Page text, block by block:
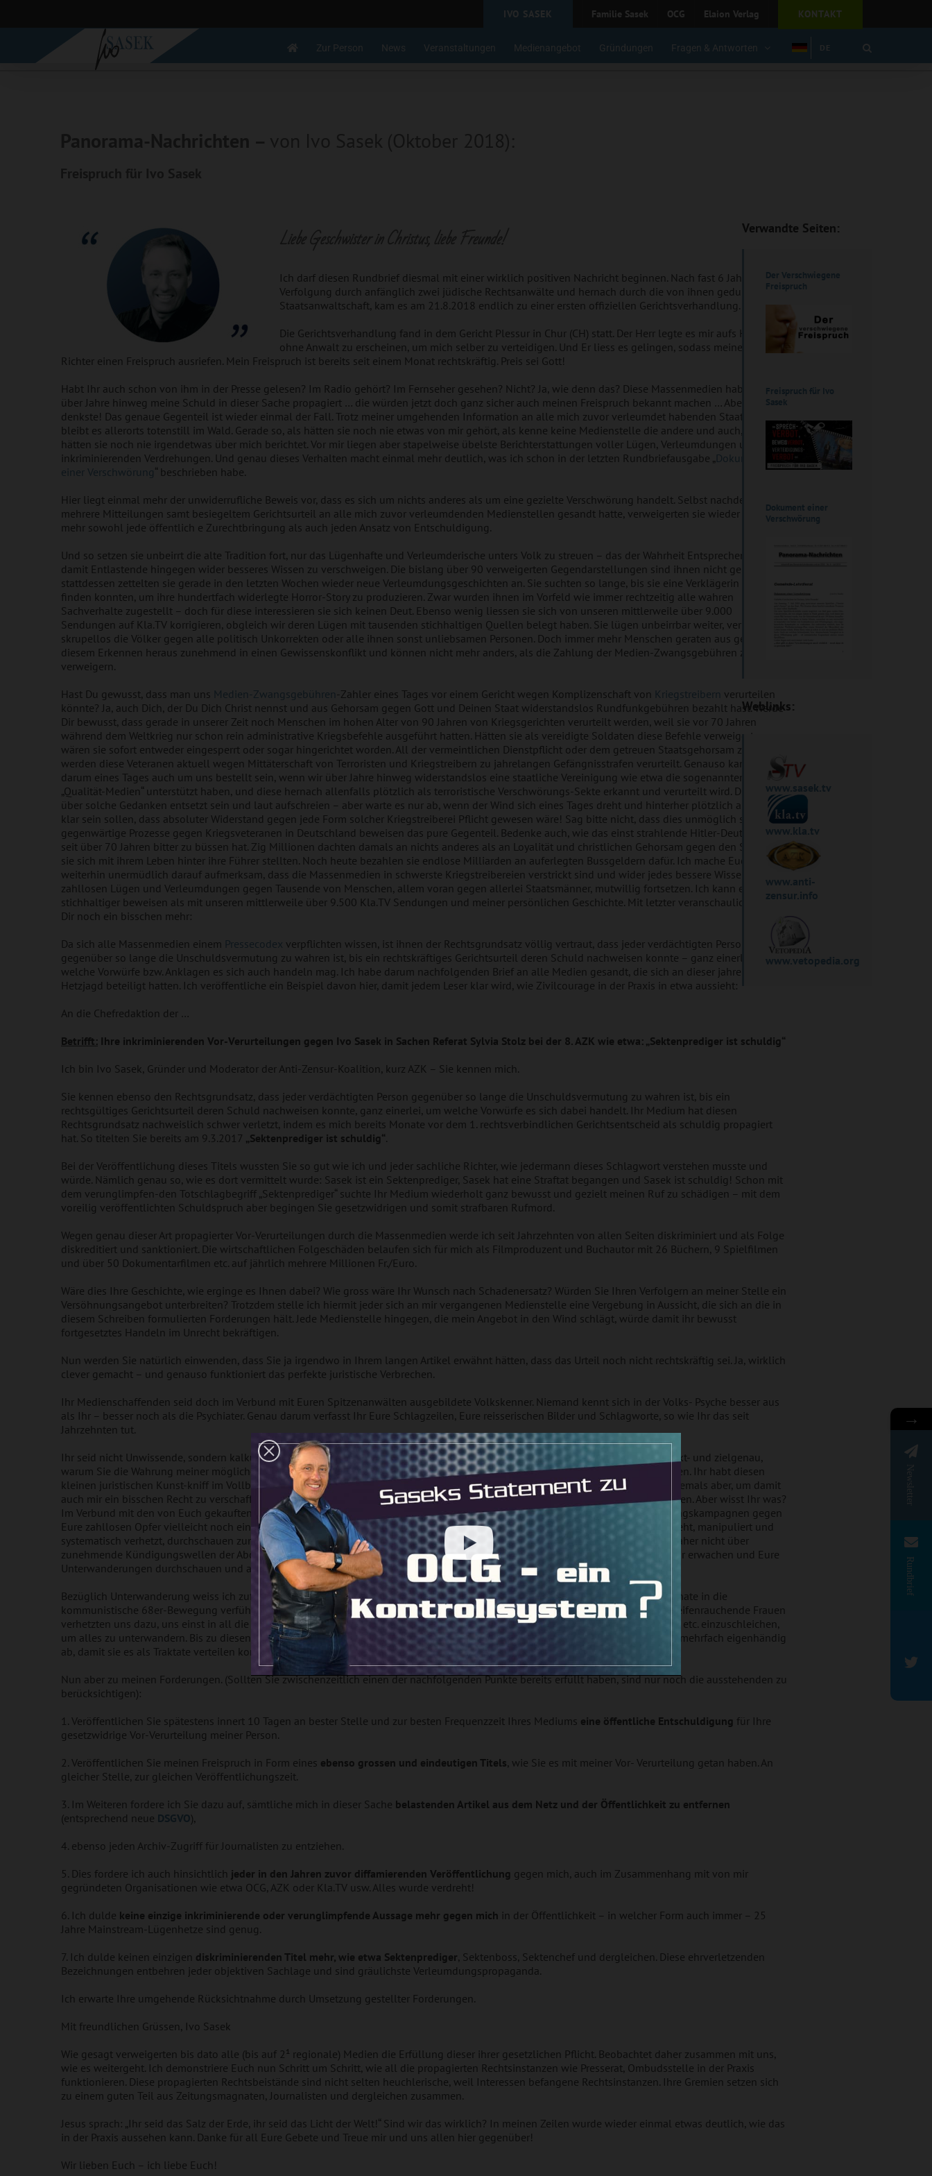
IVO SASEK Familie Sasek OCG Elaion Verlag KONTAKT
Zur Person News Veranstaltungen Medienangebot Gründungen Fragen & Antworten DE
Ich darf diesen Rundbrief diesmal mit einer wirklich positiven Nachricht beginnen. Nach fast 6 Jahren
Verfolgung durch anfänglich zwei jüdische Rechtsanwälte und hernach durch die von ihnen gedungene
Staatsanwaltschaft, kam es am 21.8.2018 endlich zu einer ersten offiziellen Gerichtsverhandlung.
Die Gerichtsverhandlung fand in dem Gericht Plessur in Chur (CH) statt. Der Herr legte es mir aufs Herz, dort
ohne Anwalt zu erscheinen, um mich selber zu verteidigen. Und Er liess es gelingen, sodass meine drei
Richter einen Freispruch ausriefen. Mein Freispruch ist bereits seit einem Monat rechtskräftig. Preis sei Gott!
Habt Ihr auch schon von ihm in der Presse gelesen? Im Radio gehört? Im Fernseher gesehen? Nicht? Ja, wie denn das? Diese Massenmedien haben doch
über Jahre hinweg meine Schuld in dieser Sache propagiert … die würden jetzt doch ganz sicher auch meinen Freispruch bekannt machen … Aber
denkste! Das genaue Gegenteil ist wieder einmal der Fall. Trotz meiner umgehenden Information an alle mich zuvor verleumdet habenden Staatsmedien
bleibt es allerorts totenstill im Wald. Gerade so, als hätten sie noch nie etwas von mir gehört, als kenne keine Medienstelle die andere und auch, als
hätten sie noch nie irgendetwas über mich berichtet. Vor mir liegen aber stapelweise übelste Berichterstattungen voller Lügen, Verleumdungen und
inkriminierenden Verdrehungen. Und genau dieses Verhalten macht einmal mehr deutlich, was ich schon in der letzten Rundbriefausgabe „Dokument
einer Verschwörung“ beschrieben habe.
Hier liegt einmal mehr der unwiderrufliche Beweis vor, dass es sich um nichts anderes als um eine gezielte Verschwörung handelt. Selbst nachdem ich
mehrere Mitteilungen samt besiegeltem Gerichtsurteil an alle mich zuvor verleumdenden Medienstellen gesandt hatte, verweigerten sie wieder einmal
mehr sowohl jede öffentlich e Zurechtbringung als auch jeden Ansatz von Entschuldigung.
Und so setzen sie unbeirrt die alte Tradition fort, nur das Lügenhafte und Verleumderische unters Volk zu streuen – das der Wahrheit Entsprechende und
damit Entlastende hingegen wider besseres Wissen zu verschweigen. Die bislang über 90 verweigerten Gegendarstellungen sind ihnen nicht genug,
stattdessen zettelten sie gerade in den letzten Wochen wieder neue Verleumdungsgeschichten an. Sie suchten so lange, bis sie eine Verklägerin der OCG
finden konnten, um ihre hundertfach widerlegte Horror-Story zu produzieren. Zwar wurden ihnen im Vorfeld wie immer rechtzeitig alle wahren
Sachverhalte zugestellt – doch für diese interessieren sie sich keinen Deut. Ebenso wenig liessen sie sich von unseren mittlerweile über 9.000
Sendungen auf Kla.TV korrigieren, obgleich wir deren Lügen mit tausenden stichhaltigen Quellen belegt haben. Sie lügen unbeirrbar weiter, verhetzen
skrupellos die Völker gegen alle politisch Unkorrekten oder alle ihnen sonst unliebsamen Personen. Doch immer mehr Menschen geraten aus genau
diesem Erkennen heraus zunehmend in einen Gewissenskonflikt und können nicht mehr anders, als die Zahlung der Medien-Zwangsgebühren zu
verweigern.
Hast Du gewusst, dass man uns Medien-Zwangsgebühren-Zahler eines Tages vor einem Gericht wegen Komplizenschaft von Kriegstreibern verurteilen
könnte? Ja, auch Dich, der Du Dich Christ nennst und aus Gehorsam gegen Gott und Deinen Staat widerstandslos Rundfunkgebühren bezahlt hast. Werde
Dir bewusst, dass gerade in unserer Zeit noch Menschen im hohen Alter von 90 Jahren von Kriegsgerichten verurteilt werden, weil sie vor 70 Jahren
während dem Weltkrieg nur schon rein administrative Kriegsbefehle ausgeführt hatten. Hätten sie als vereidigte Soldaten diese Befehle verweigert,
wären sie sofort entweder eingesperrt oder sogar hingerichtet worden. All der vermeintlichen Dienstpflicht oder dem getreuen Staatsgehorsam zum Trotz
werden diese Veteranen aktuell wegen Mittäterschaft von Terroristen und Kriegstreibern zu jahrelangen Gefängnisstrafen verurteilt. Genauso kann es
darum eines Tages auch um uns bestellt sein, wenn wir über Jahre hinweg widerstandslos eine staatliche Vereinigung wie etwa die sogenannten
„Qualität-Medien“ unterstützt haben, und diese hernach allenfalls plötzlich als terroristische Verschwörungs-Sekte erkannt und verurteilt wird. Du magst
über solche Gedanken entsetzt sein und laut aufschreien – aber warte es nur ab, wenn der Wind sich eines Tages dreht und hinterher plötzlich allen hätte
klar sein sollen, dass absoluter Widerstand gegen jede Form solcher Kriegstreiberei Pflicht gewesen wäre! Sag bitte nicht, dass dies unmöglich sei, denn
gegenwärtige Prozesse gegen Kriegsveteranen in Deutschland beweisen das pure Gegenteil. Bedenke auch, wie das einst strahlende Hitler-Deutschland
seit über 70 Jahren bitter zu büssen hat. Zig Millionen dachten damals an nichts anderes als an Loyalität und christlichen Gehorsam gegen den Staat, als
sie sich mit ihrem Leben hinter ihre Führer stellten. Noch heute bezahlen sie endlose Milliarden an auferlegten Bussgeldern dafür. Ich mache Euch daher
weiterhin unermüdlich darauf aufmerksam, dass die Massenmedien in schwerste Kriegstreibereien verstrickt sind und wider jedes bessere Wissen ihre
zahllosen Lügen und Verleumdungen gegen Tausende von Menschen, allem voran gegen allerlei Staatsmänner, mutwillig fortsetzen. Ich kann es nicht
stichhaltiger beweisen als mit unseren mittlerweile über 9.500 Kla.TV Sendungen und meiner persönlichen Geschichte. Mit letzter veranschauliche ich es
Dir noch ein bisschen mehr:
Da sich alle Massenmedien einem Pressecodex verpflichten wissen, ist ihnen der Rechtsgrundsatz völlig vertraut, dass jeder verdächtigten Person
gegenüber so lange die Unschuldsvermutung zu wahren ist, bis ein rechtskräftiges Gerichtsurteil deren Schuld nachweisen konnte – ganz einerlei, um
welche Vorwürfe bzw. Anklagen es sich auch handeln mag. Ich habe darum nachfolgenden Brief an alle Medien gesandt, die sich an dieser jahrelangen
Hetzjagd beteiligt hatten. Ich veröffentliche ein Beispiel davon hier, damit jedem Leser klar wird, wie Zivilcourage in der Praxis in etwa aussieht:
An die Chefredaktion der …
Betrifft: Ihre inkriminierenden Vor-Verurteilungen gegen Ivo Sasek in Sachen Referat Sylvia Stolz bei der 8. AZK wie etwa: „Sektenprediger ist schuldig“
Ich bin Ivo Sasek, Gründer und Moderator der Anti-Zensur-Koalition, kurz AZK – Sie kennen mich.
Sie kennen ebenso den Rechtsgrundsatz, dass jeder verdächtigten Person gegenüber so lange die Unschuldsvermutung zu wahren ist, bis ein
rechtsgültiges Gerichtsurteil deren Schuld nachweisen konnte, ganz einerlei, um welche Vorwürfe es sich dabei handelt. Ihr Medium hat diesen
Rechtsgrundsatz nachweislich schwer verletzt, indem es mich bereits Monate vor dem 1. rechtsverbindlichen Gerichtsentscheid als schuldig propagiert
hat. So titelten Sie bereits am 9.3.2017 „Sektenprediger ist schuldig“.
Bei der Veröffentlichung dieses Titels wussten Sie so gut wie ich und jeder sachliche Richter, wie jedermann dieses Schlagwort verstehen musste und
würde. Nämlich genau so, wie es dort vermittelt wurde: Sasek ist ein Sektenprediger, Sasek hat eine Straftat begangen und Sasek ist schuldig! Schon mit
dem verunglimpfen-den Totschlagbegriff „Sektenprediger“ suchte Ihr Medium wiederholt ganz bewusst und gezielt meinen Ruf zu schädigen – mit dem
voreilig veröffentlichten Schuldspruch aber begingen Sie gesetzwidrigen und somit strafbaren Rufmord.
Wegen genau dieser Art propagierter Vor-Verurteilungen durch die Massenmedien werde ich seit Jahrzehnten von allen Seiten diskriminiert und als Folge
diskreditiert und sanktioniert. Die wirtschaftlichen Folgeschäden belaufen sich für mich als Filmproduzent und Buchautor mit 26 Büchern, 9 Spielfilmen
und über 50 Dokumentarfilmen etc. auf jährlich mehrere Millionen Fr./Euro.
Wäre dies Ihre Geschichte, wie erginge es Ihnen dabei? Wie gross wäre Ihr Wunsch nach Schadenersatz? Würden Sie Ihren Verfolgern an meiner Stelle ein
Versöhnungsangebot unterbreiten? Trotzdem stelle ich hiermit jeder sich an mir vergangenen Medienstelle eine Vergebung in Aussicht, die sich an die in
diesem Schreiben formulierten Forderungen hält. Jede Medienstelle hingegen, die mein Angebot in den Wind schlägt, würde damit ihr bewusst
fortgesetztes Handeln im Unrecht bekräftigen.
Nun werden Sie natürlich einwenden, dass Sie ja irgendwo in Ihrem langen Artikel erwähnt hätten, dass das Urteil noch nicht rechtskräftig sei. Ja, wirklich
clever gemacht – und genauso funktioniert das perfekte juristische Verbrechen.
Ihr Medienschaffenden seid doch im Verbund mit Euren Spitzenanwälten ausgebildete Volkskenner. Niemand kennt sich in der Volks- Psyche besser aus
als Ihr – besser noch als die Psychiater. Genau darum verfasst Ihr Eure Schlagzeilen, Eure reisserischen Bilder und Schlagworte, so wie Ihr das seit
Jahrzehnten tut.
Ihr seid nicht Unwissende, sondern kalkuliert in jedem einzelnen Fall ganz bewusst was Ihr tut! Sie und Ihre Anwälte wussten punkt- und zielgenau,
warum Sie die Wahrung meiner möglichen Unschuld z.B. in keinem einzigen Titel je auch nur ansatzweise in Betracht gezogen haben. Ihr habt diesen
kleinen juristischen Kunst-kniff im Vollbewusstsein bloss am Rande, vielleicht als letzte kleine Schlussbemerkung angewandt – niemals aber, um damit
auch mir ein bisschen Recht zu verschaffen, sondern einzig, um Euch selber dadurch vor einer allfälligen Strafverfolgung zu schützen. Aber wisst Ihr was?
Im Verbund mit den von Euch gekauften o-der sogar listig eingeschleusten „Rechts-Dienern“ könnt Ihr Eure artgleichen Diffamierungskampagnen gegen
Eure zahllosen Opfer vielleicht noch eine Weile ungestraft durchziehen. Die Völker aber, die Ihr seit Jahrzehnten so sträflich hintergeht, manipuliert und
systematisch verhetzt, durchschauen zunehmend Euer falsches Spiel, samt Euren Rufmordkampagnen und Lügen. Wundert Euch daher nicht über
zunehmende Kündigungswellen der Abos und auch Verweigerungen der Zwangsabgaben. Die Echt- und Restjustiz wird immer mehr erwachen und Eure
Unterwanderungen durchschauen und angehen.
Bezüglich Unterwanderung weiss ich zufällig ganz genau, wovon ich rede, denn ich wurde schon als kleiner Junge für ein paar Monate in die
kommunistische 68er-Bewegung verführt, wo ich völlig ungewollt Augen und Ohrenzeuge solcher Verschwörungspläne wurde. Pfeifenrauchende Frauen
verhetzten uns dazu, uns einst in all die entscheidenden Schaltstellen von Kirchen, Bildungseinrichtungen, Regierungen und Justiz etc. einzuschleichen,
um alles zu unterwandern. Bis zu diesen Verschwörungsaufrufen tippte ich für diese Linken noch deren kommunistisches Manifest mehrfach eigenhändig
ab, damit sie es als Traktate verteilen konnten. Danach aber war ich in Kürze raus.
Nun aber zu meinen Forderungen. (Sollten Sie zwischenzeitlich einen der nachfolgenden Punkte bereits erfüllt haben, sind nur noch die ausstehenden zu
berücksichtigen):
1. Veröffentlichen Sie spätestens innert 10 Tagen an bester Stelle und zur besten Frequenzzeit Ihres Mediums eine öffentliche Entschuldigung für Ihre
gesetzwidrige Vor-Verurteilung meiner Person.
2. Veröffentlichen Sie meinen Freispruch in Form eines ebenso grossen und eindeutigen Titels, wie Sie es mit meiner Vor- Verurteilung getan haben. An
gleicher Stelle, zur gleichen Veröffentlichungszeit.
3. Im Weiteren fordere ich Sie dazu auf, sämtliche mich in dieser Sache belastenden Artikel aus dem Netz und der Öffentlichkeit zu entfernen
(entsprechend neue DSGVO),
4. ebenso jeden Archiv-Zugriff für Journalisten zu entziehen.
5. Dies fordere ich auch hinsichtlich jeder in den Jahren zuvor diffamierenden Veröffentlichung gegen mich, auch im Zusammenhang mit von mir
gegründeten Organisationen wie etwa OCG, AZK oder Kla.TV usw. Alles wurde verdreht!
6. Ich dulde keine einzige inkriminierende oder verunglimpfende Aussage mehr gegen mich in der Öffentlichkeit – in welcher Form auch immer – 25
Jahre Mainstream-Lügenhetze sind genug.
7. Ich dulde keinen einzigen diskriminierenden Titel mehr, wie etwa Sektenprediger, Sektenboss, Sektenchef und dergleichen. Diese ehrverletzenden
Bezeichnungen entbehren jeder objektiven Sachlage und sind gräulichste Verleumdungspropaganda.
Ich erwarte Ihre umgehende Rücksichtnahme durch Umsetzung gestellter Forderungen.
Mit freundlichen Grüssen, Ivo Sasek
Wie gesagt verweigerten bis dato alle (bis auf 2¹ regionale) Medien die Erfüllung dieser ihrer gesetzlichen Pflicht. Beobachtet daher zusammen mit uns,
wie es weitergeht. Ich demonstriere Euch nun Schritt um Schritt, wie all die propagierten Rechtsinstanzen wie Presserat, Ombudsstelle in der Praxis
funktionieren. Diese propagierten Rechtsbeistände sind nicht selten heuchlerische, weil Interessen befangene Rechtsinstanzen. Ihre Gremien setzen sich
zu einem guten Teil aus Zeitungsmagnaten, Journalisten und dergleichen zusammen.
Jesus sprach: „Ihr seid das Salz der Erde, ihr seid das Licht der Welt!“ Sind wir das wirklich? In meinen Zeilen wurde wieder einmal etwas deutlich, wie das
in der Praxis aussehen kann. Danke für all Eure Gebete und Treue mir und uns allen hier gegenüber!
Wir lieben Euch – ich liebe Euch!
Verwandte Seiten:
Der Verschwiegene
Freispruch
Freispruch für Ivo
Sasek
Dokument einer
Verschwörung
Weblinks:
www.sasek.tv
www.kla.tv
www.anti-
zensur.info
www.vetopedia.org
→
Newsletter
Rundbrief